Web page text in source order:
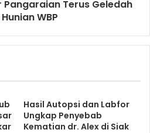
Pangaraian Terus Geledah
WBP
Hasil Autopsi dan Labfor
Ungkap Penyebab
Kematian dr. Alex di Siak